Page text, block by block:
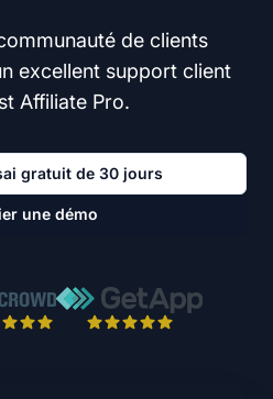
de clients
excellent support client
Affiliate Pro.
gratuit de 30 jours
une démo